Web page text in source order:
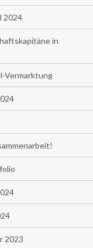
2024
in
Vermarktung
2023